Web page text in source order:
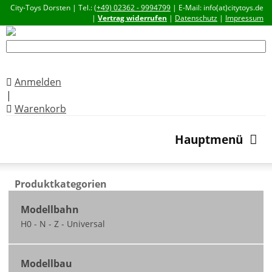
City-Toys Dorsten | Tel.:(+49) 02362 - 9994799 | E-Mail: info(at)citytoys.de
| Vertrag widerrufen | Datenschutz | Impressum
Anmelden
|
Warenkorb
Hauptmenü
Produktkategorien
Modellbahn
H0 - N - Z - Universal
Neuheiten
Modellbau